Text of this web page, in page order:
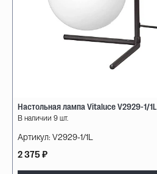
Настольная лампа Vitaluce V2929-1/1L
В наличии 9 шт.
Артикул: V2929-1/1L
2 375 ₽